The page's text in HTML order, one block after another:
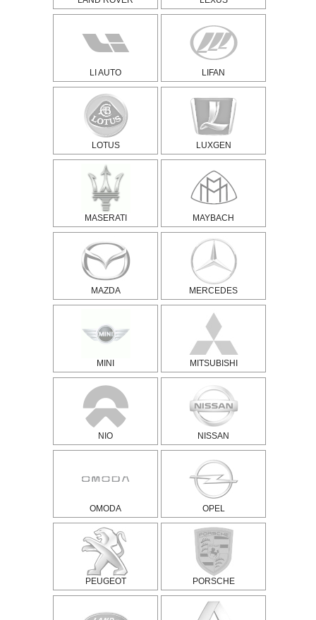
LI AUTO LIFAN
LOTUS LUXGEN
MASERATI MAYBACH
MAZDA MERCEDES
MINI MITSUBISHI
NIO NISSAN
OMODA OPEL
PEUGEOT PORSCHE